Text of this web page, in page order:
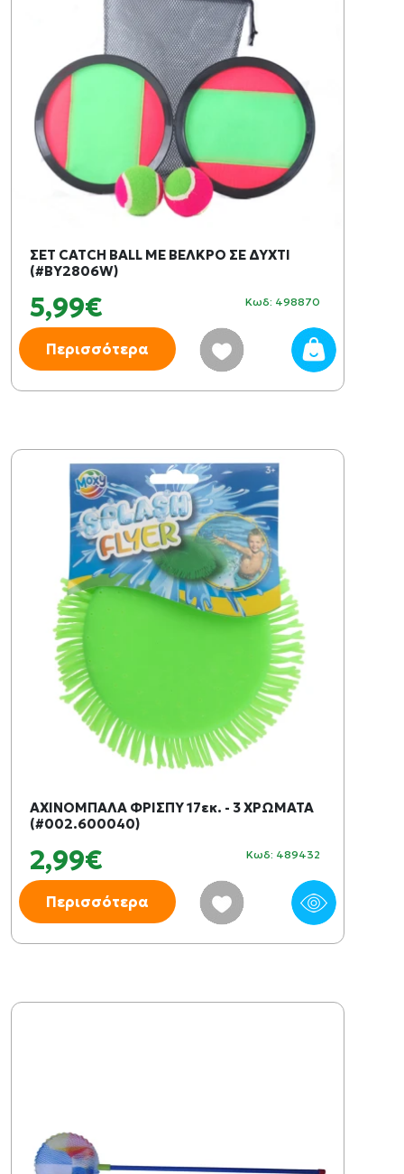
ΣΕΤ CATCH BALL ΜΕ ΒΕΛΚΡΟ ΣΕ ΔΥΧΤΙ
(#BY2806W)
5,99€ Κωδ: 498870
Περισσότερα
ΑΧΙΝΟΜΠΑΛΑ ΦΡΙΣΠΥ 17εκ. - 3 ΧΡΩΜΑΤΑ
(#002.600040)
2,99€ Κωδ: 489432
Περισσότερα